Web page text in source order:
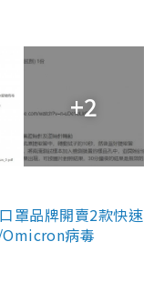
+2
罩品牌開賣2款快速
病毒